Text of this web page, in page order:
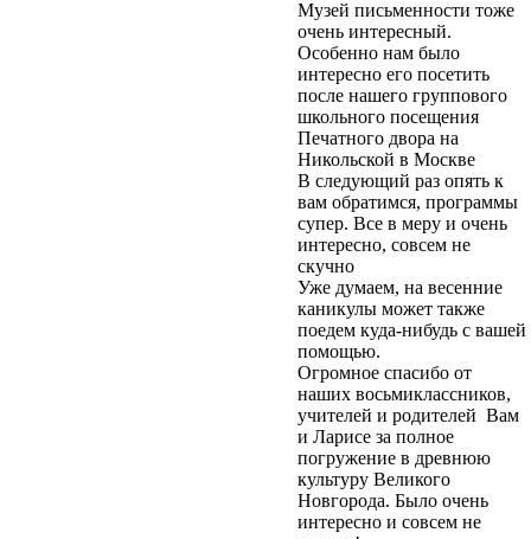
Музей письменности тоже
очень интересный.
Особенно нам было
интересно его посетить
после нашего группового
школьного посещения
Печатного двора на
Никольской в Москве
В следующий раз опять к
вам обратимся, программы
супер. Все в меру и очень
интересно, совсем не
скучно
Уже думаем, на весенние
каникулы может также
поедем куда-нибудь с вашей
помощью.
Огромное спасибо от
наших восьмиклассников,
учителей и родителей Вам
и Ларисе за полное
погружение в древнюю
культуру Великого
Новгорода. Было очень
интересно и совсем не